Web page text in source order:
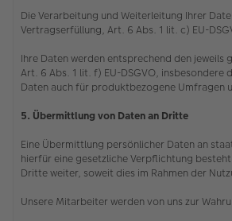
Die Verarbeitung und Weiterleitung Ihrer
Vertragserfüllung, Art. 6 Abs. 1 lit. c) EU-
Ihre Daten werden entsprechend den
Art. 6 Abs. 1 lit. f) EU-DSGVO, insbesondere
Daten auch für produktbezogene Umfragen
5. Übermittlung von Daten an Dritte
Eine Übermittlung persönlicher Daten an
hierfür eine gesetzliche Verpflichtung
Dritte weiter, soweit dies im Rahmen der
Unsere Mitarbeiter werden von uns zur